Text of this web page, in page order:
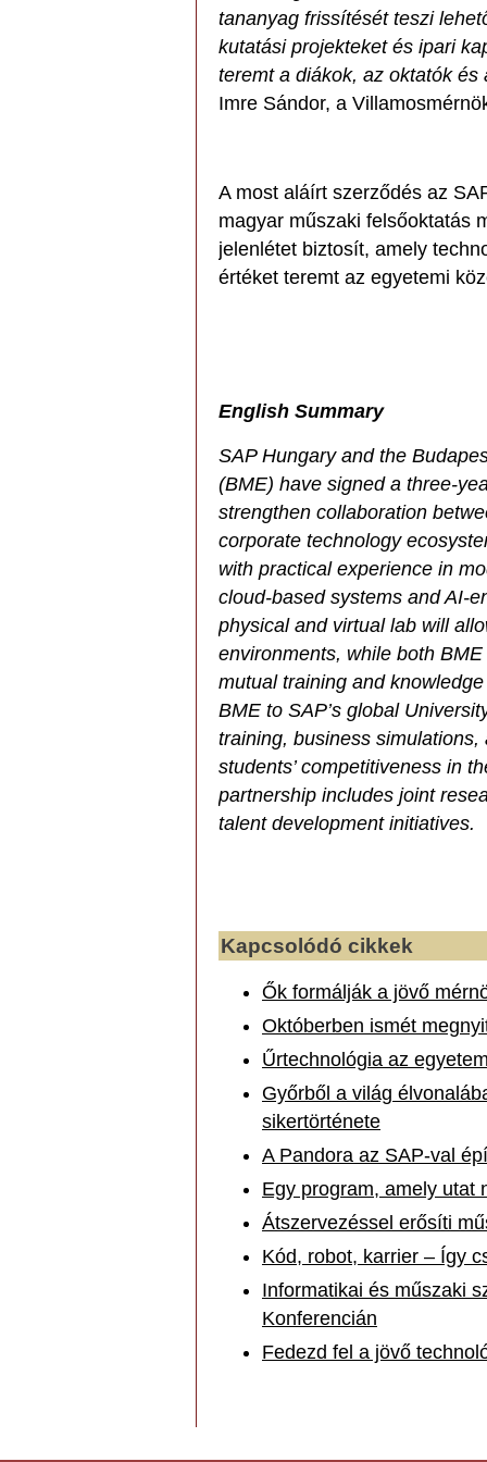
tananyag frissítését teszi
kutatási projekteket és ipari
teremt a diákok, az oktatók és
Imre Sándor, a
A most aláírt szerződés az
magyar műszaki felsőoktatás
jelenlétet biztosít, amely
értéket teremt az egyetemi
English Summary
SAP Hungary and the
(BME) have signed a three-
strengthen collaboration
corporate technology
with practical experience in
cloud-based systems and AI-
physical and virtual lab will
environments, while both
mutual training and
BME to SAP’s global
training, business
students’ competitiveness in
partnership includes joint
talent development initiatives.
Kapcsolódó cikkek
Ők formálják a jövő
Októberben ismét
Űrtechnológia az
Győrből a világ
sikertörténete
A Pandora az SAP-val
Egy program, amely utat
Átszervezéssel erősíti
Kód, robot, karrier – Így
Informatikai és műszaki
Konferencián
Fedezd fel a jövő